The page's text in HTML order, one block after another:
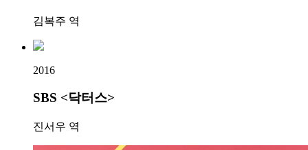
김복주 역
2016
SBS <닥터스>
진서우 역